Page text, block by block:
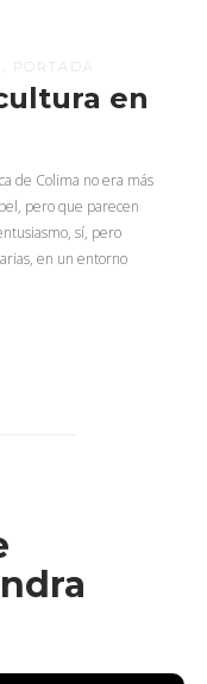
PORTADA
en
de Colima no era más
pero que parecen
sí, pero
en un entorno